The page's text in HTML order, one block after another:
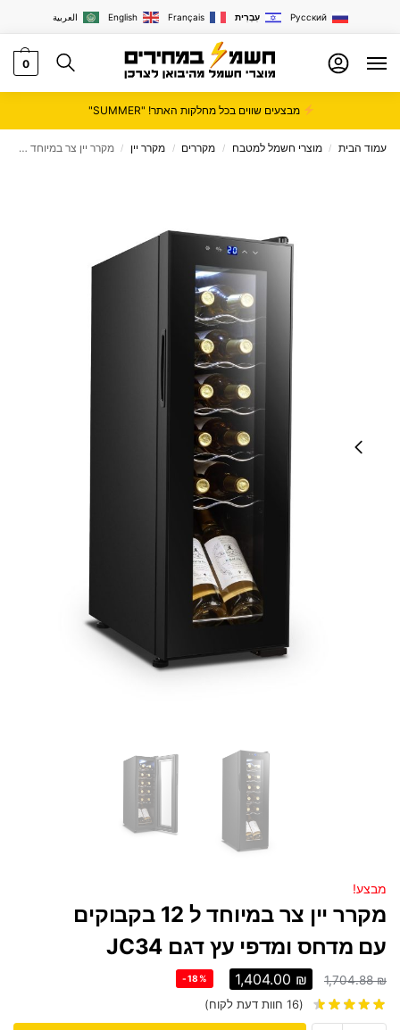
العربية English Français עִבְרִית Русский
0
מבצעים שווים בכל מחלקות האתר! "SUMMER"
עמוד הבית / מוצרי חשמל למטבח / מקררים / מקרר יין / מקרר יין צר במיוחד ל 12 בקבוקים עם מדחס ומדפי עץ דגם JC34
מבצע!
מקרר יין צר במיוחד ל 12 בקבוקים
עם מדחס ומדפי עץ דגם JC34
1,704.88₪
1,404.00 ₪
-18%
(
16 חוות דעת לקוח)